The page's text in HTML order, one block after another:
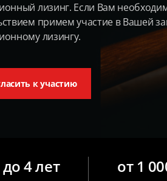
лизинг. Если Вам
примем участие в Вашей
лизингу.
к участию
до 4 лет от 1